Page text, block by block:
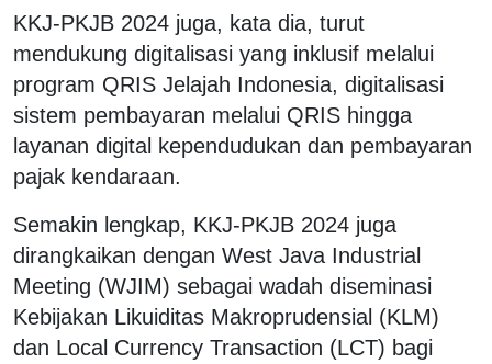
KKJ-PKJB 2024 juga, kata dia, turut
mendukung digitalisasi yang inklusif melalui
program QRIS Jelajah Indonesia, digitalisasi
sistem pembayaran melalui QRIS hingga
layanan digital kependudukan dan pembayaran
pajak kendaraan.
Semakin lengkap, KKJ-PKJB 2024 juga
dirangkaikan dengan West Java Industrial
Meeting (WJIM) sebagai wadah diseminasi
Kebijakan Likuiditas Makroprudensial (KLM)
dan Local Currency Transaction (LCT) bagi